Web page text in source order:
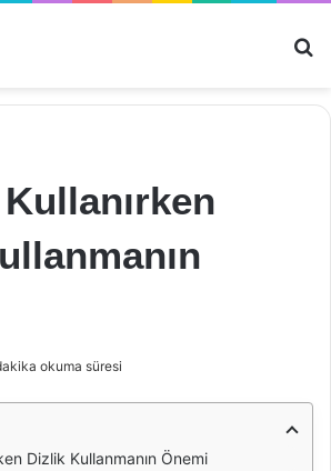
okuma süresi
Dizlik Kullanmanın Önemi